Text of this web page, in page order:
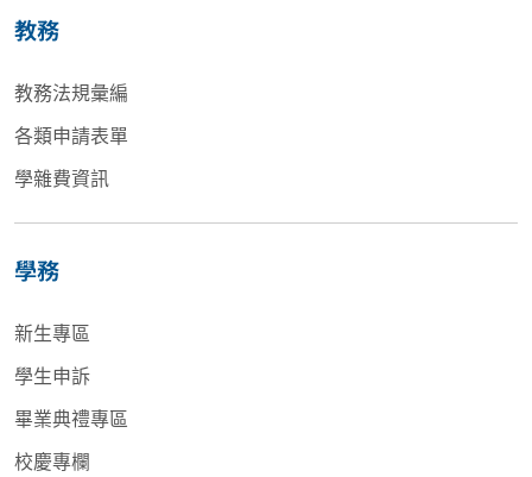
教務
教務法規彙編
各類申請表單
學雜費資訊
學務
新生專區
學生申訴
畢業典禮專區
校慶專欄